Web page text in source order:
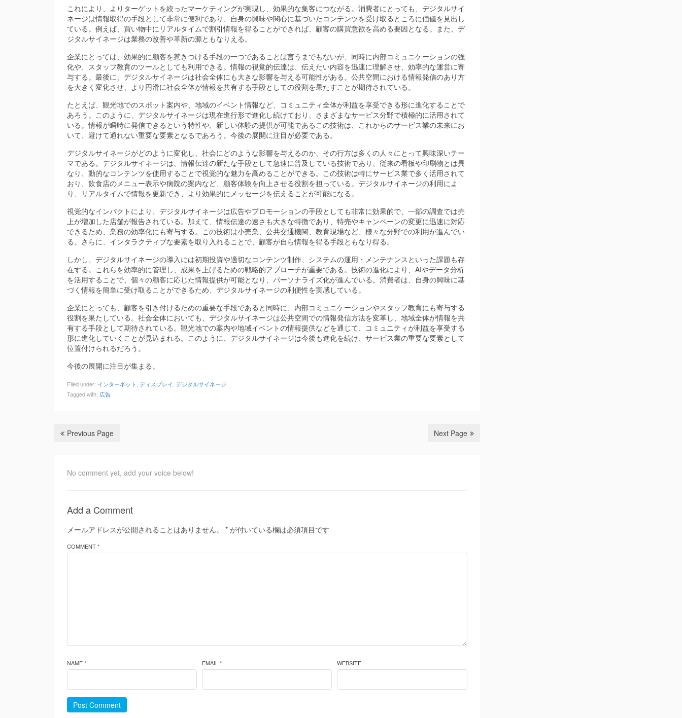
これにより、よりターゲットを絞ったマーケティングが実現し、効果的な集客につながる。消費者にとっても、デジタルサイ
ネージは情報取得の手段として非常に便利であり、自身の興味や関心に基づいたコンテンツを受け取るところに価値を見出し
ている。例えば、買い物中にリアルタイムで割引情報を得ることができれば、顧客の購買意欲を高める要因となる。また、デ
ジタルサイネージは業務の改善や革新の源ともなりえる。
企業にとっては、効果的に顧客を惹きつける手段の一つであることは言うまでもないが、同時に内部コミュニケーションの強
化や、スタッフ教育のツールとしても利用できる。情報の視覚的伝達は、伝えたい内容を迅速に理解させ、効率的な運営に寄
与する。最後に、デジタルサイネージは社会全体にも大きな影響を与える可能性がある。公共空間における情報発信のあり方
を大きく変化させ、より円滑に社会全体が情報を共有する手段としての役割を果たすことが期待されている。
たとえば、観光地でのスポット案内や、地域のイベント情報など、コミュニティ全体が利益を享受できる形に進化することで
あろう。このように、デジタルサイネージは現在進行形で進化し続けており、さまざまなサービス分野で積極的に活用されて
いる。情報が瞬時に発信できるという特性や、新しい体験の提供が可能であるこの技術は、これからのサービス業の未来にお
いて、避けて通れない重要な要素となるであろう。今後の展開に注目が必要である。
デジタルサイネージがどのように変化し、社会にどのような影響を与えるのか、その行方は多くの人々にとって興味深いテー
マである。デジタルサイネージは、情報伝達の新たな手段として急速に普及している技術であり、従来の看板や印刷物とは異
なり、動的なコンテンツを使用することで視覚的な魅力を高めることができる。この技術は特にサービス業で多く活用されて
おり、飲食店のメニュー表示や病院の案内など、顧客体験を向上させる役割を担っている。デジタルサイネージの利用によ
り、リアルタイムで情報を更新でき、より効果的にメッセージを伝えることが可能になる。
視覚的なインパクトにより、デジタルサイネージは広告やプロモーションの手段としても非常に効果的で、一部の調査では売
上が増加した店舗が報告されている。加えて、情報伝達の速さも大きな特徴であり、特売やキャンペーンの変更に迅速に対応
できるため、業務の効率化にも寄与する。この技術は小売業、公共交通機関、教育現場など、様々な分野での利用が進んでい
る。さらに、インタラクティブな要素を取り入れることで、顧客が自ら情報を得る手段ともなり得る。
しかし、デジタルサイネージの導入には初期投資や適切なコンテンツ制作、システムの運用・メンテナンスといった課題も存
在する。これらを効率的に管理し、成果を上げるための戦略的アプローチが重要である。技術の進化により、AIやデータ分析
を活用することで、個々の顧客に応じた情報提供が可能となり、パーソナライズ化が進んでいる。消費者は、自身の興味に基
づく情報を簡単に受け取ることができるため、デジタルサイネージの利便性を実感している。
企業にとっても、顧客を引き付けるための重要な手段であると同時に、内部コミュニケーションやスタッフ教育にも寄与する
役割を果たしている。社会全体においても、デジタルサイネージは公共空間での情報発信方法を変革し、地域全体が情報を共
有する手段として期待されている。観光地での案内や地域イベントの情報提供などを通じて、コミュニティが利益を享受する
形に進化していくことが見込まれる。このように、デジタルサイネージは今後も進化を続け、サービス業の重要な要素として
位置付けられるだろう。
今後の展開に注目が集まる。
Filed under: インターネット ディスプレイ デジタルサイネージ
Tagged with: 広告
Previous Page Next Page
No comment yet, add your voice below!
Add a Comment
メールアドレスが公開されることはありません。 * が付いている欄は必須項目です
COMMENT *
NAME * EMAIL * WEBSITE
Post Comment